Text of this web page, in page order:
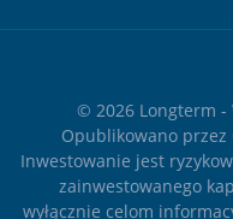
© 2026 Longterm -
Opublikowano przez
Inwestowanie jest
zainwestowanego
wyłącznie celom